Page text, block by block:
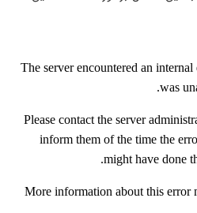
The server encountered an
was
Please contact the server
inform them of the time the
might have done
More information about this error